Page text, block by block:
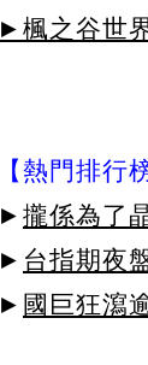
►楓之谷世
【熱門排行
► 攏係為了
► 台指期夜
► 國巨狂瀉